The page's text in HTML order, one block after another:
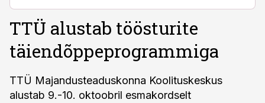
TTÜ alustab töösturite
täiendõppeprogrammiga
TTÜ Majandusteaduskonna Koolituskeskus
alustab 9.-10. oktoobril esmakordselt